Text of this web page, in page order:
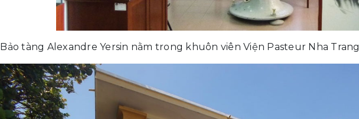
Bảo tàng Alexandre Yersin nằm trong khuôn viên Viện Pasteur Nha Trang